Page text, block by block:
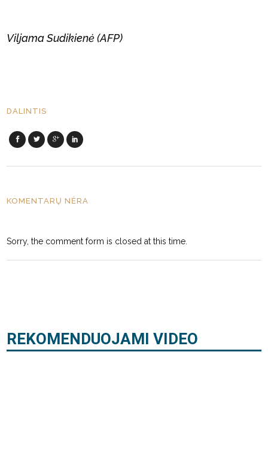
Viljama Sudikienė (AFP)
DALINTIS
KOMENTARŲ NĖRA
Sorry, the comment form is closed at this time.
REKOMENDUOJAMI VIDEO